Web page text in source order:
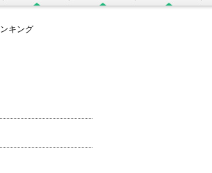
キング